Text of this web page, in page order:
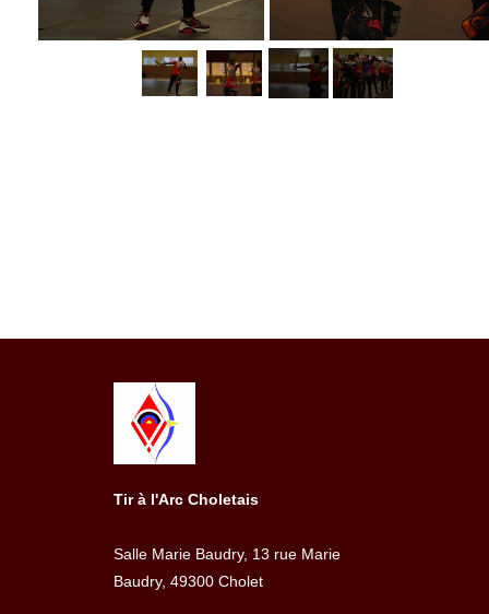
Tir à l'Arc Choletais
Salle Marie Baudry, 13 rue Marie
Baudry, 49300 Cholet